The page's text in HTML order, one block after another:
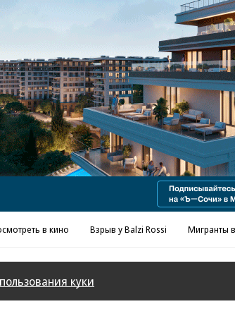
Реклама в «Ъ» www.kommersant.ru/ad
в кино Взрыв у Balzi Rossi Мигранты
куки